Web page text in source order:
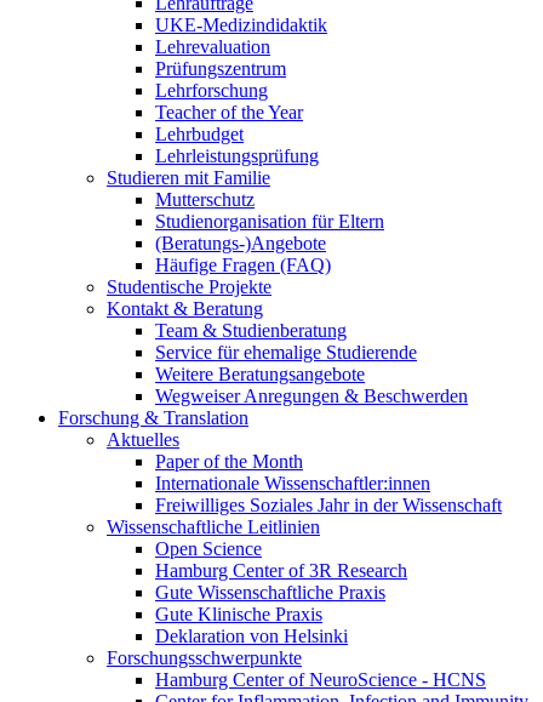
UKE-Medizindidaktik
Lehrevaluation
Prüfungszentrum
Lehrforschung
Teacher of the Year
Lehrbudget
Lehrleistungsprüfung
Studieren mit Familie
Mutterschutz
Studienorganisation für Eltern
(Beratungs-)Angebote
Häufige Fragen (FAQ)
Studentische Projekte
Kontakt & Beratung
Team & Studienberatung
Service für ehemalige Studierende
Weitere Beratungsangebote
Wegweiser Anregungen & Beschwerden
Forschung & Translation
Aktuelles
Paper of the Month
Internationale Wissenschaftler:innen
Freiwilliges Soziales Jahr in der Wissenschaft
Wissenschaftliche Leitlinien
Open Science
Hamburg Center of 3R Research
Gute Wissenschaftliche Praxis
Gute Klinische Praxis
Deklaration von Helsinki
Forschungsschwerpunkte
Hamburg Center of NeuroScience - HCNS